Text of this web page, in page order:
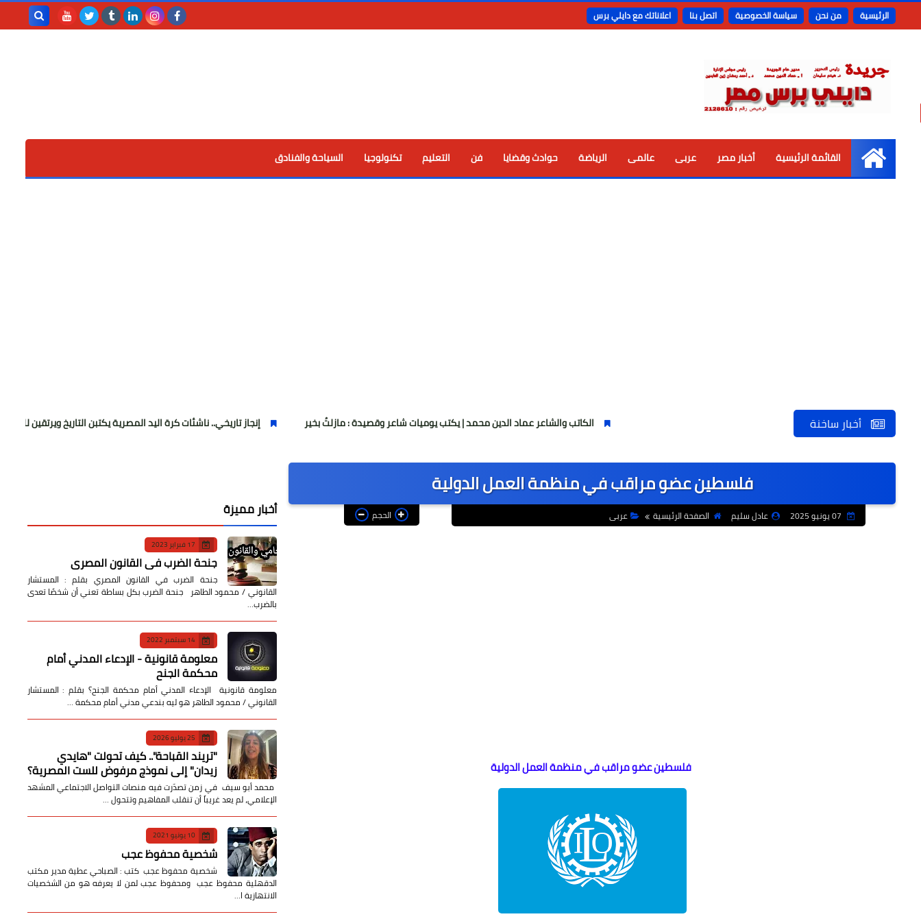
الرئيسية من نحن سياسة الخصوصية اتصل بنا اعلاناتك مع دايلي برس
الرئيسية
القائمة الرئيسية أخبار مصر عربى عالمى الرياضة حوادث وقضايا فن التعليم تكنولوجيا السياحة والفنادق
أخبار ساخنة الكاتب والشاعر عماد الدين محمد | يكتب يوميات شاعر وقصيدة : مازلتُ بخير إنجاز تاريخي.. ناشئات كرة اليد المصرية يكتبن التاريخ ويرتقين للمربع الذهبي
فلسطين عضو مراقب في منظمة العمل الدولية
عادل سليم الصفحة الرئيسية عربى الحجم
فلسطين عضو مراقب في منظمة العمل الدولية
أخبار مميزة
17 فبراير 2023
جنحة الضرب في القانون المصري
جنحة الضرب في القانون المصري بقلم : المستشار
القانوني / محمود الطاهر جنحة الضرب بكل بساطة تعني أن شخصًا تعدى
بالضرب…
14 سبتمبر 2022
معلومة قانونية - الإدعاء المدني أمام
محكمة الجنح
معلومة قانونية الإدعاء المدني أمام محكمة الجنح؟ بقلم : المستشار
القانوني / محمود الطاهر هو ليه بندعي مدني أمام محكمة …
25 يوليو 2026
​"تريند القباحة".. كيف تحولت "هايدي
زيدان" إلى نموذج مرفوض للست المصرية؟
​ محمد أبو سيف ​في زمن تصدّرت فيه منصات التواصل الاجتماعي المشهد
الإعلامي، لم يعد غريباً أن تنقلب المفاهيم وتتحول …
10 يونيو 2021
شخصية محفوظ عجب
شخصية محفوظ عجب كتب : الصباحي عطية مدير مكتب
الدقهلية محفوظ عجب ومحفوظ عجب لمن لا يعرفه هو من الشخصيات
الانتهازية ا…